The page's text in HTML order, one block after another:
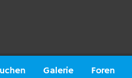
Galerie Foren